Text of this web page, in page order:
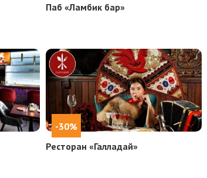
Паб «Ламбик бар»
-30%
Ресторан «Галладай»